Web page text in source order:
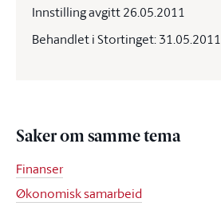
Innstilling avgitt 26.05.2011
Behandlet i Stortinget: 31.05.2011
Saker om samme tema
Finanser
Økonomisk samarbeid